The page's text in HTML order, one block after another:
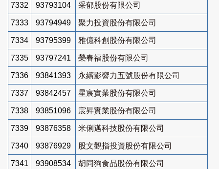
7332 93793104 采郁股份有限公司
7333 93794949 聚力投資股份有限公司
7334 93795399 雅億科創股份有限公司
7335 93797241 榮春福股份有限公司
7336 93841393 永續影響力五號股份有限公司
7337 93842457 星宸實業股份有限公司
7338 93851096 宸昇實業股份有限公司
7339 93876358 米俐邁科技股份有限公司
7340 93876929 股文觀指投資股份有限公司
7341 93908534 胡同狗食品股份有限公司